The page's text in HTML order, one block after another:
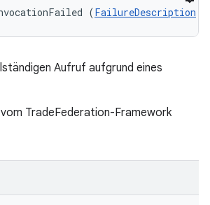
(FailureDescription
Aufruf aufgrund eines
TradeFederation-Framework